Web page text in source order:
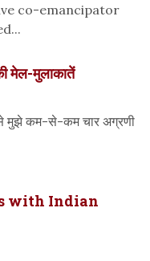
co-emancipator
मेल-मुलाकातें
मुझे कम-से-कम चार अग्रणी
with Indian